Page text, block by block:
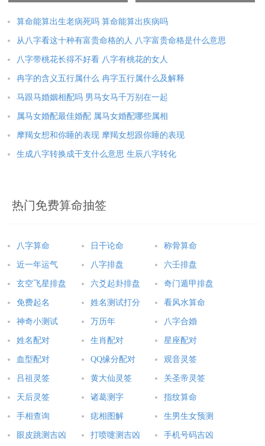
算命能算出生老病死吗 算命能算出疾病吗
从八字看这十种有富贵命格的人 八字富贵命格是什么意思
八字带桃花长得不好看 八字有桃花的女人
冉字的含义五行属什么 冉字五行属什么及解释
马跟马婚姻相配吗 男马女马千万别在一起
属马女婚配最佳婚配 属马女婚配哪些属相
摩羯女想和你睡的表现 摩羯女想跟你睡的表现
生成八字转换成干支什么意思 生辰八字转化
热门免费算命抽签
八字算命 日干论命 称骨算命
近一年运气 八字排盘 六壬排盘
玄空飞星排盘 六爻起卦排盘 奇门遁甲排盘
免费起名 姓名测试打分 看风水算命
神奇小测试 万历年 八字合婚
姓名配对 生肖配对 星座配对
血型配对 QQ缘分配对 观音灵签
吕祖灵签 黄大仙灵签 关圣帝灵签
天后灵签 诸葛测字 指纹算命
手相查询 痣相图解 生男生女预测
眼皮跳测吉凶 打喷嚏测吉凶 手机号码吉凶